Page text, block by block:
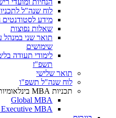
הנחיות ומועדי
לוח שנה"ל
מידע
שאלות נפוצות
תואר שני במנהל
שימושים
לימודי תעודה
תשפ"ז
תואר שלישי
לוח שנה"ל תשפ"ו
תכניות MBA בינלאומיות
Global MBA
MBA